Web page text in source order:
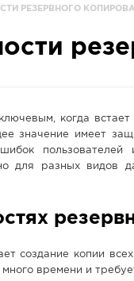
РЕЗЕРВНОГО
когда
значение имеет
для разных видов
создание копии
много времени и